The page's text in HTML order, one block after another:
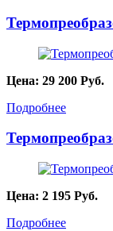
Цена: 29 200 Руб.
Подробнее
Цена: 2 195 Руб.
Подробнее